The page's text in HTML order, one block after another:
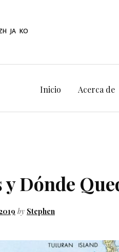
JA KO
Inicio Acerca de
y Dónde
by Stephen